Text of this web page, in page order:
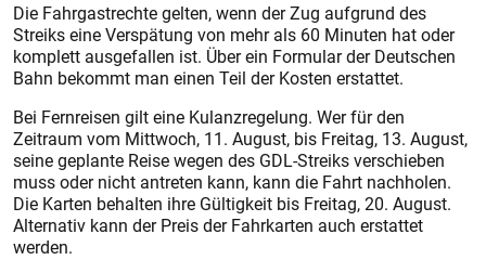
Die Fahrgastrechte gelten, wenn der Zug aufgrund des
Streiks eine Verspätung von mehr als 60 Minuten hat oder
komplett ausgefallen ist. Über ein Formular der Deutschen
Bahn bekommt man einen Teil der Kosten erstattet.
Bei Fernreisen gilt eine Kulanzregelung. Wer für den
Zeitraum vom Mittwoch, 11. August, bis Freitag, 13. August,
seine geplante Reise wegen des GDL-Streiks verschieben
muss oder nicht antreten kann, kann die Fahrt nachholen.
Die Karten behalten ihre Gültigkeit bis Freitag, 20. August.
Alternativ kann der Preis der Fahrkarten auch erstattet
werden.